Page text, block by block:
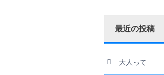
最近の投稿
大人って